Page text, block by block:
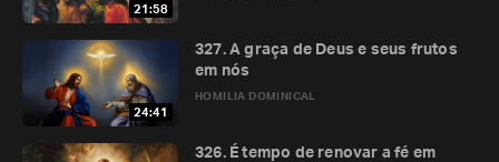
21:58
24:41
HOMILIA DOMINICAL
327. A graça de Deus e seus frutos
em nós
326. É tempo de renovar a fé em